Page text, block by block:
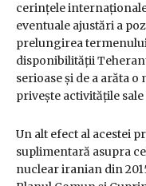
cerințele
eventuale ajustări a
prelungirea
disponibilității
serioase și de a arăta
privește activitățile
Un alt efect al acestei
suplimentară asupra
nuclear iranian din